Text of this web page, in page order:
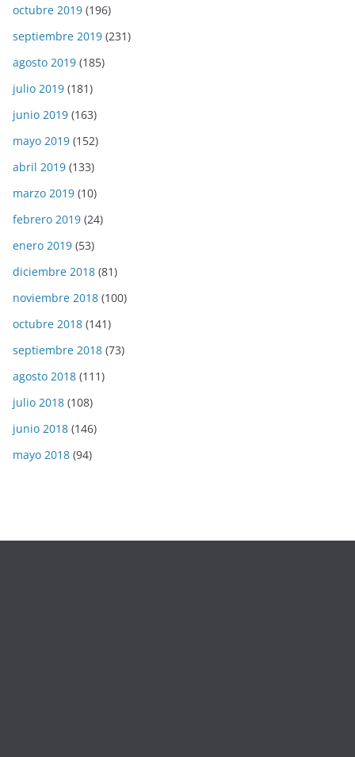
octubre 2019 (196)
septiembre 2019 (231)
agosto 2019 (185)
julio 2019 (181)
junio 2019 (163)
mayo 2019 (152)
abril 2019 (133)
marzo 2019 (10)
febrero 2019 (24)
enero 2019 (53)
diciembre 2018 (81)
noviembre 2018 (100)
octubre 2018 (141)
septiembre 2018 (73)
agosto 2018 (111)
julio 2018 (108)
junio 2018 (146)
mayo 2018 (94)